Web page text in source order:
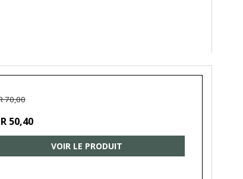
70,00
50,40
VOIR LE PRODUIT